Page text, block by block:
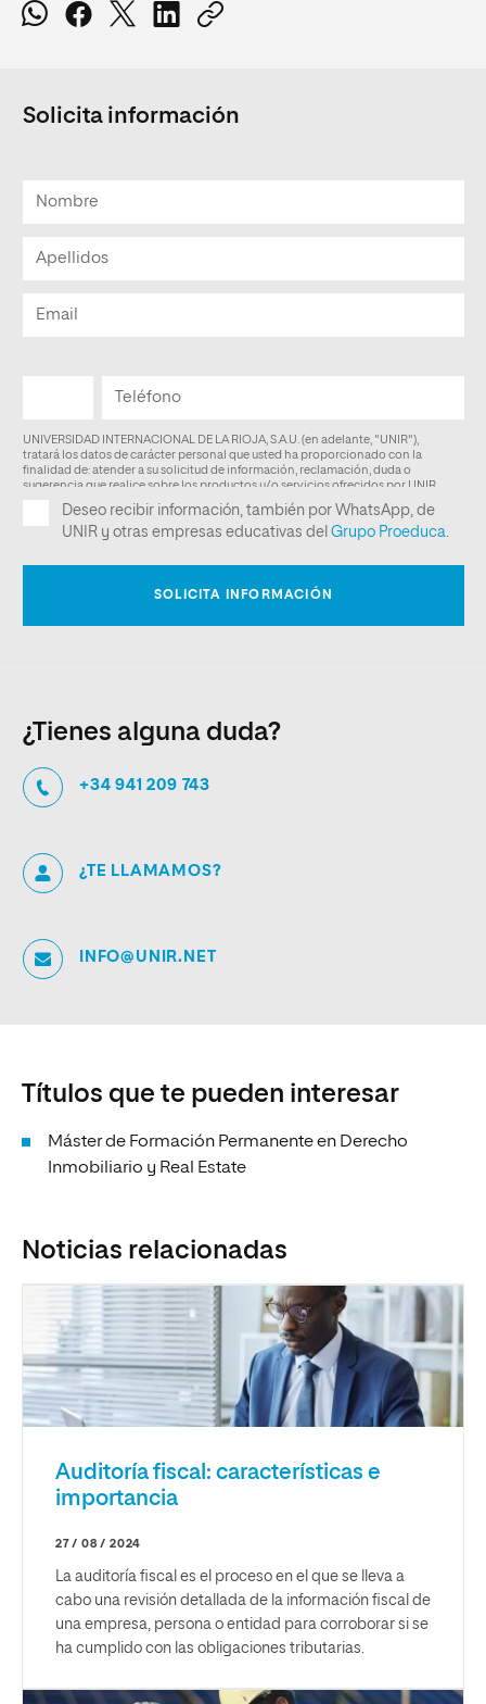
Solicita información
¿Tienes alguna duda?
+34 941 209 743
¿TE LLAMAMOS?
INFO@UNIR.NET
Títulos que te pueden interesar
Máster de Formación Permanente en Derecho
Inmobiliario y Real Estate
Noticias relacionadas
Auditoría fiscal: características e
importancia
27 / 08 / 2024
La auditoría fiscal es el proceso en el que se lleva a
cabo una revisión detallada de la información fiscal de
una empresa, persona o entidad para corroborar si se
ha cumplido con las obligaciones tributarias.